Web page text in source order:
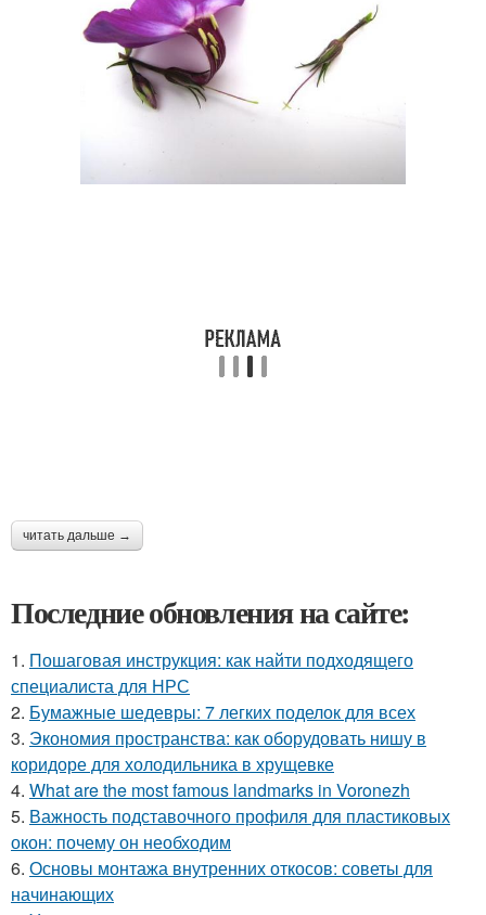
читать дальше →
Последние обновления на сайте:
1. Пошаговая инструкция: как найти подходящего
специалиста для НРС
2. Бумажные шедевры: 7 легких поделок для всех
3. Экономия пространства: как оборудовать нишу в
коридоре для холодильника в хрущевке
4. What are the most famous landmarks in Voronezh
5. Важность подставочного профиля для пластиковых
окон: почему он необходим
6. Основы монтажа внутренних откосов: советы для
начинающих